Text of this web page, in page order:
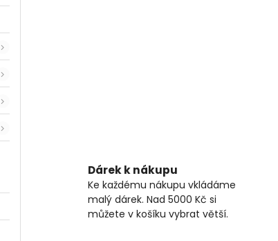
Dárek k nákupu
Ke každému nákupu vkládáme
malý dárek. Nad 5000 Kč si
můžete v košíku vybrat větší.